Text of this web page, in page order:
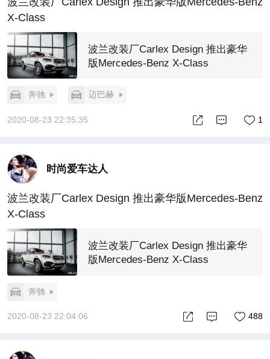
X-Class
波兰改装厂Carlex Design 推出豪华
版Mercedes-Benz X-Class
奔驰 迈巴赫
2020-08-23 22:35:35 1
时尚爱车达人
波兰改装厂Carlex Design 推出豪华版Mercedes-Benz
X-Class
波兰改装厂Carlex Design 推出豪华
版Mercedes-Benz X-Class
奔驰
2020-08-23 22:04:06 488